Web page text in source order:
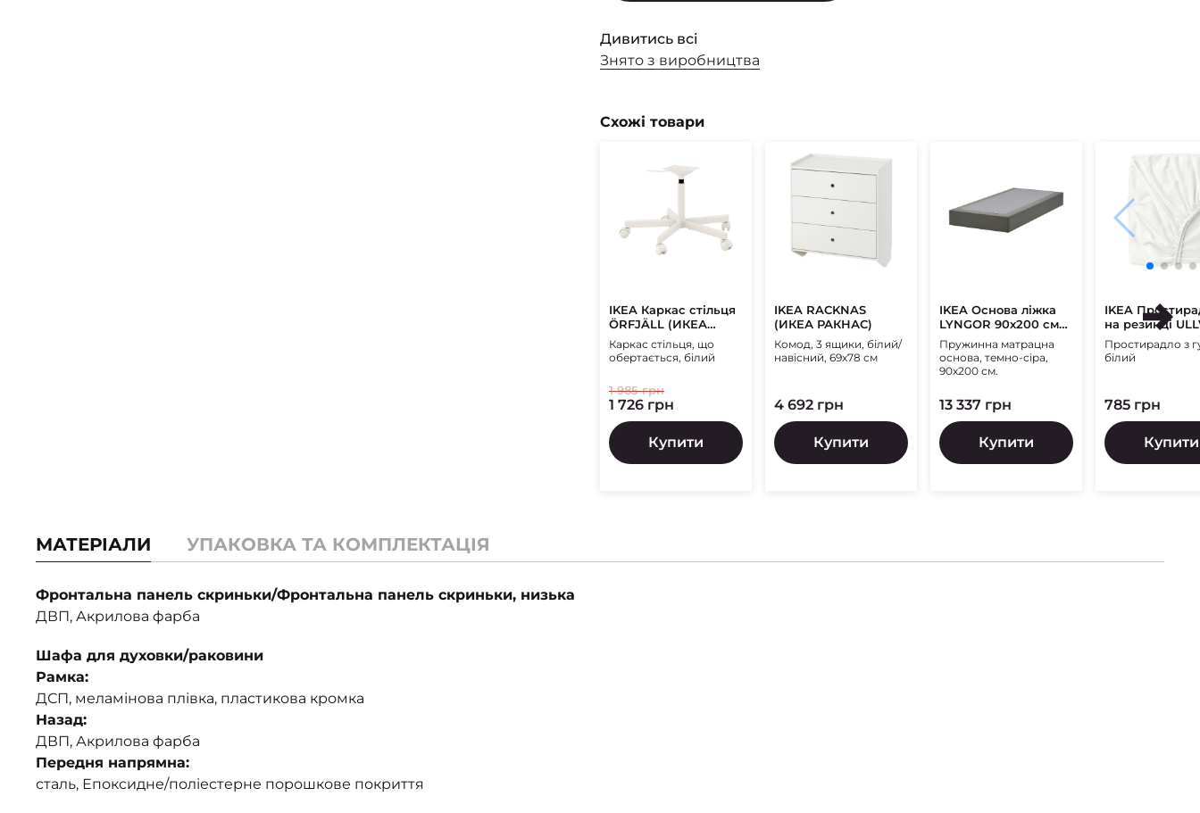
Дивитись всі
Знято з виробництва
Схожі товари
IKEA Каркас стільця
ÖRFJÄLL (ИКЕА
ОРФЬЕЛЛЬ)
Каркас стільця, що
обертається, білий
1 985 грн
1 726 грн
Купити
IKEA RACKNAS
(ИКЕА РАКНАС)
Комод, 3 ящики, білий/
навісний, 69x78 см
4 692 грн
Купити
IKEA Основа ліжка
LYNGOR 90х200 см
Темно-сірий (ИКЕА
ЛИНГОР)
Пружинна матрацна
основа, темно-сіра,
90х200 см.
13 337 грн
Купити
IKEA
на резинці
90x200 см
(ИКЕА
Простирадло з
білий
785 грн
Купити
МАТЕРІАЛИ УПАКОВКА ТА КОМПЛЕКТАЦІЯ
Фронтальна панель скриньки/Фронтальна панель скриньки, низька
ДВП, Акрилова фарба
Шафа для духовки/раковини
Рамка:
ДСП, меламінова плівка, пластикова кромка
Назад:
ДВП, Акрилова фарба
Передня напрямна:
сталь, Епоксидне/поліестерне порошкове покриття